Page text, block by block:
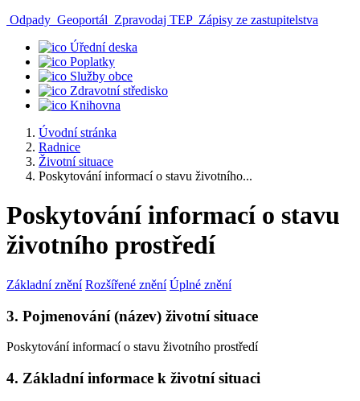
Odpady Geoportál Zpravodaj TEP Zápisy ze zastupitelstva
Úřední deska
Poplatky
Služby obce
Zdravotní středisko
Knihovna
Úvodní stránka
Radnice
Životní situace
Poskytování informací o stavu životního...
Poskytování informací o stavu
životního prostředí
Základní znění Rozšířené znění Úplné znění
3. Pojmenování (název) životní situace
Poskytování informací o stavu životního prostředí
4. Základní informace k životní situaci